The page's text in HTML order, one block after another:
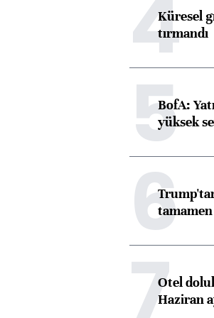
4
Küresel
tırmandı
5
BofA:
yüksek
6tamamen
7
Otel
Haziran